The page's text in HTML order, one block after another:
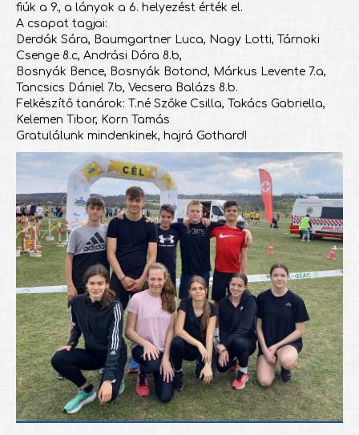
fiúk a 9., a lányok a 6. helyezést érték el.
A csapat tagjai:
Derdák Sára, Baumgartner Luca, Nagy Lotti, Tárnoki
Csenge 8.c, Andrási Dóra 8.b,
Bosnyák Bence, Bosnyák Botond, Márkus Levente 7.a,
Tancsics Dániel 7.b, Vecsera Balázs 8.b.
Felkészítő tanárok: T.né Szőke Csilla, Takács Gabriella,
Kelemen Tibor, Korn Tamás
Gratulálunk mindenkinek, hajrá Gothard!